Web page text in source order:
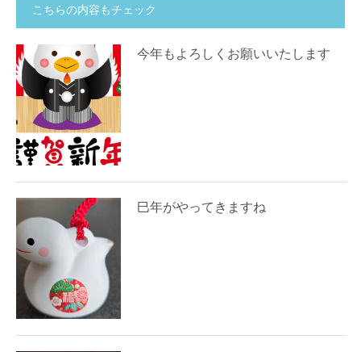
こちらの内容もチェック
今年もよろしくお願いいたします
巳年がやってきますね